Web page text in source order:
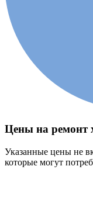
Цены на ремонт
Указанные цены не
которые могут